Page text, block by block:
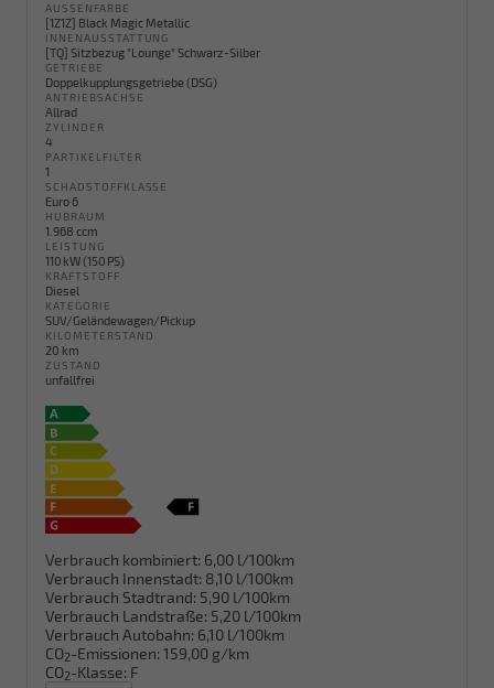
AUSSENFARBE
[1Z1Z] Black Magic Metallic
INNENAUSSTATTUNG
[TQ] Sitzbezug "Lounge" Schwarz-Silber
GETRIEBE
Doppelkupplungsgetriebe (DSG)
ANTRIEBSACHSE
Allrad
ZYLINDER
4
PARTIKELFILTER
1
SCHADSTOFFKLASSE
Euro 6
HUBRAUM
1.968 ccm
LEISTUNG
110 kW (150 PS)
KRAFTSTOFF
Diesel
KATEGORIE
SUV/Geländewagen/Pickup
KILOMETERSTAND
20 km
ZUSTAND
unfallfrei
Verbrauch kombiniert: 6,00 l/100km
Verbrauch Innenstadt: 8,10 l/100km
Verbrauch Stadtrand: 5,90 l/100km
Verbrauch Landstraße: 5,20 l/100km
Verbrauch Autobahn: 6,10 l/100km
CO2-Emissionen: 159,00 g/km
CO2-Klasse: F